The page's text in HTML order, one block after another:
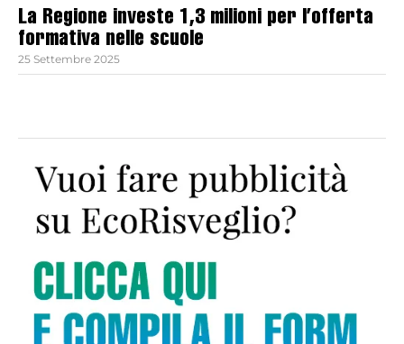
La Regione investe 1,3 milioni per l’offerta
formativa nelle scuole
25 Settembre 2025